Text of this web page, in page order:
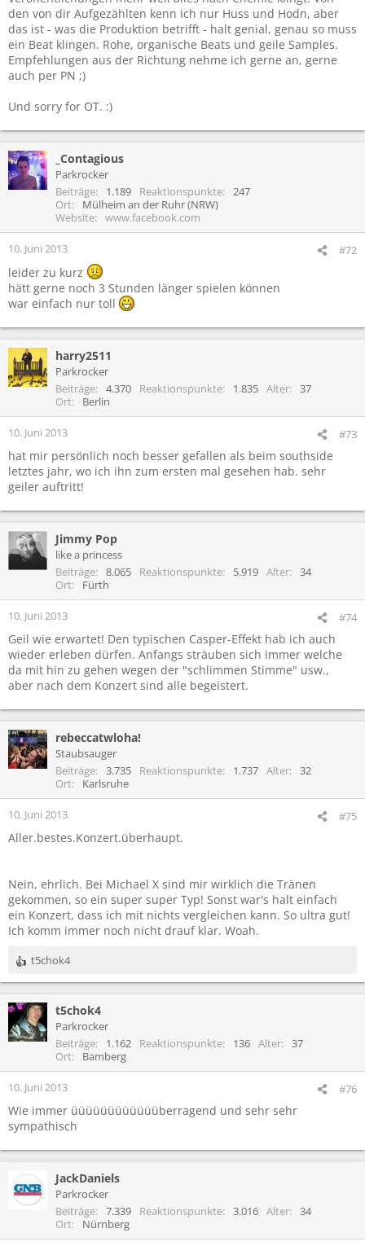
den von dir Aufgezählten kenn ich nur Huss und Hodn, aber
das ist - was die Produktion betrifft - halt genial, genau so muss
ein Beat klingen. Rohe, organische Beats und geile Samples.
Empfehlungen aus der Richtung nehme ich gerne an, gerne
auch per PN ;)
Und sorry for OT. :)
_Contagious
Parkrocker
Beiträge
1.189 Reaktionspunkte
247
Ort
Mülheim an der Ruhr (NRW)
Website
www.facebook.com
10. Juni 2013 #72
leider zu kurz
hätt gerne noch 3 Stunden länger spielen können
war einfach nur toll
harry2511
Parkrocker
Beiträge
4.370 Reaktionspunkte 1.835 Alter
37
Ort
Berlin
10. Juni 2013 #73
hat mir persönlich noch besser gefallen als beim southside
letztes jahr, wo ich ihn zum ersten mal gesehen hab. sehr
geiler auftritt!
Jimmy Pop
like a princess
Beiträge
8.065 Reaktionspunkte 5.919 Alter
34
Ort
Fürth
10. Juni 2013 #74
Geil wie erwartet! Den typischen Casper-Effekt hab ich auch
wieder erleben dürfen. Anfangs sträuben sich immer welche
da mit hin zu gehen wegen der "schlimmen Stimme" usw.,
aber nach dem Konzert sind alle begeistert.
rebeccatwloha!
Staubsauger
Beiträge
3.735 Reaktionspunkte 1.737 Alter
32
Ort
Karlsruhe
10. Juni 2013 #75
Aller.bestes.Konzert.überhaupt.
Nein, ehrlich. Bei Michael X sind mir wirklich die Tränen
gekommen, so ein super super Typ! Sonst war's halt einfach
ein Konzert, dass ich mit nichts vergleichen kann. So ultra gut!
Ich komm immer noch nicht drauf klar. Woah.
R
e
k
t
i
n
e
:
t5chok4
t5chok4
Parkrocker
Beiträge
1.162 Reaktionspunkte 136 Alter
37
Ort
Bamberg
10. Juni 2013 #76
Wie immer üüüüüüüüüüüüberragend und sehr sehr
sympathisch
JackDaniels
Parkrocker
Beiträge
7.339 Reaktionspunkte 3.016 Alter
34
Ort
Nürnberg